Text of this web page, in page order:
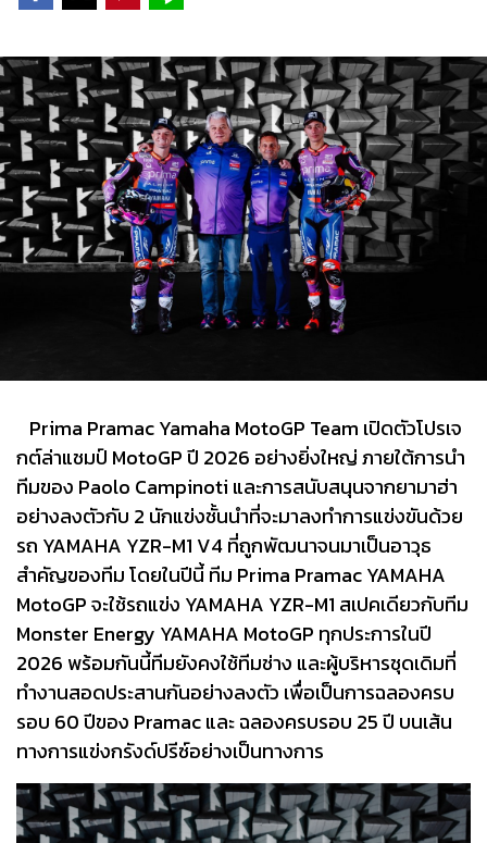
Prima Pramac Yamaha MotoGP Team เปิดตัวโปรเจ
กต์ล่าแชมป์ MotoGP ปี 2026 อย่างยิ่งใหญ่ ภายใต้การนำ
ทีมของ Paolo Campinoti และการสนับสนุนจากยามาฮ่า
อย่างลงตัวกับ 2 นักแข่งชั้นนำที่จะมาลงทำการแข่งขันด้วย
รถ YAMAHA YZR-M1 V4 ที่ถูกพัฒนาจนมาเป็นอาวุธ
สำคัญของทีม โดยในปีนี้ ทีม Prima Pramac YAMAHA
MotoGP จะใช้รถแข่ง YAMAHA YZR-M1 สเปคเดียวกับทีม
Monster Energy YAMAHA MotoGP ทุกประการในปี
2026 พร้อมกันนี้ทีมยังคงใช้ทีมช่าง และผู้บริหารชุดเดิมที่
ทำงานสอดประสานกันอย่างลงตัว เพื่อเป็นการฉลองครบ
รอบ 60 ปีของ Pramac และ ฉลองครบรอบ 25 ปี บนเส้น
ทางการแข่งกรังด์ปรีซ์อย่างเป็นทางการ